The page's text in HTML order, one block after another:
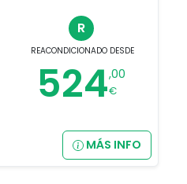
R
REACONDICIONADO DESDE
524,00
€
MÁS INFO